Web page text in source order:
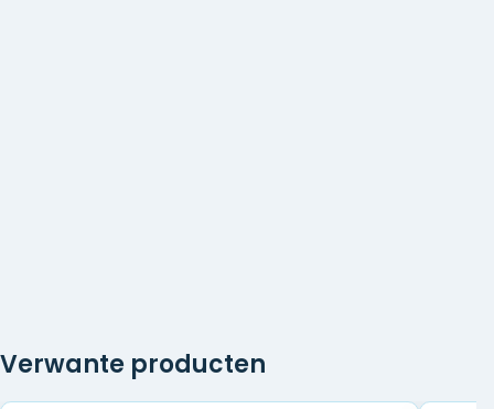
Verwante producten